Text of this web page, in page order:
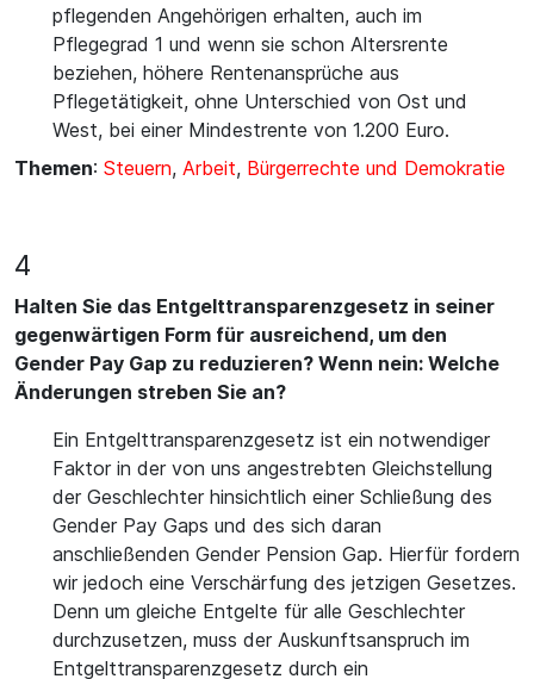
pflegenden Angehörigen erhalten, auch im
Pflegegrad 1 und wenn sie schon Altersrente
beziehen, höhere Rentenansprüche aus
Pflegetätigkeit, ohne Unterschied von Ost und
West, bei einer Mindestrente von 1.200 Euro.
Themen: Steuern, Arbeit, Bürgerrechte und Demokratie
4
Halten Sie das Entgelttransparenzgesetz in seiner
gegenwärtigen Form für ausreichend, um den
Gender Pay Gap zu reduzieren? Wenn nein: Welche
Änderungen streben Sie an?
Ein Entgelttransparenzgesetz ist ein notwendiger
Faktor in der von uns angestrebten Gleichstellung
der Geschlechter hinsichtlich einer Schließung des
Gender Pay Gaps und des sich daran
anschließenden Gender Pension Gap. Hierfür fordern
wir jedoch eine Verschärfung des jetzigen Gesetzes.
Denn um gleiche Entgelte für alle Geschlechter
durchzusetzen, muss der Auskunftsanspruch im
Entgelttransparenzgesetz durch ein